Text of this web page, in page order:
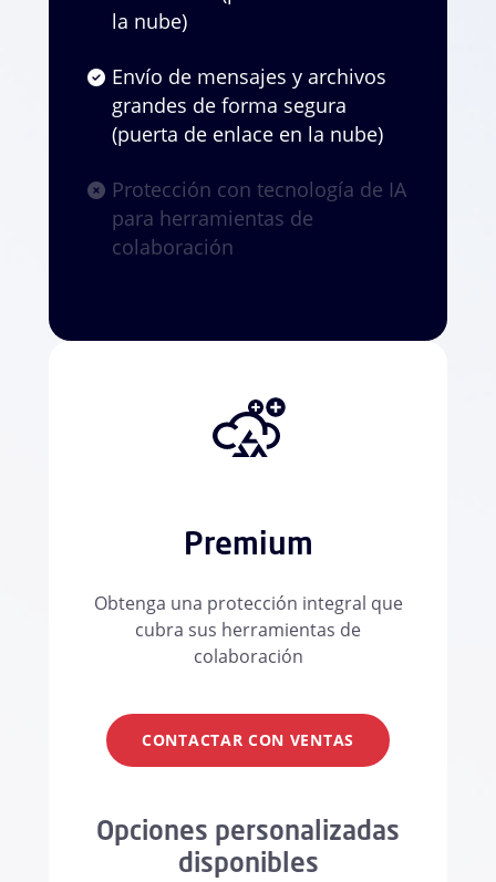
la nube)
Envío de mensajes y archivos
grandes de forma segura
(puerta de enlace en la nube)
Protección con tecnología de IA
para herramientas de
colaboración
Premium
Obtenga una protección integral que
cubra sus herramientas de
colaboración
CONTACTAR CON VENTAS
Opciones personalizadas
disponibles